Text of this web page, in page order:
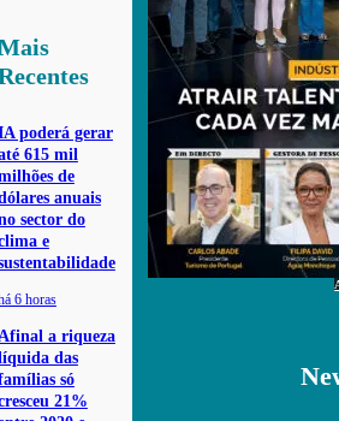
poderá gerar
615 mil
de
anuais
sector do
e
6 horas
a riqueza
das
só
21%